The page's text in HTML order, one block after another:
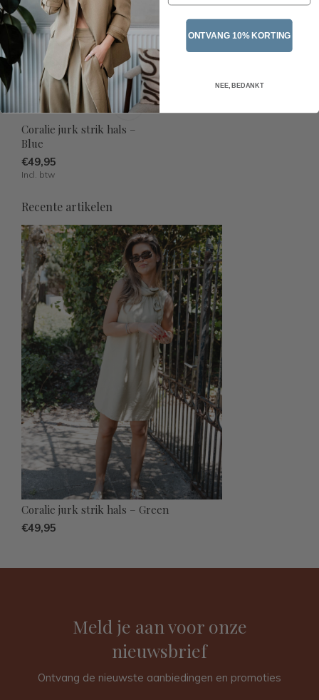
Coralie jurk strik hals –
Blue
€49,95
Incl. btw
Recente artikelen
Coralie jurk strik hals – Green
€49,95
Meld je aan voor onze
nieuwsbrief
Ontvang de nieuwste aanbiedingen en promoties
ONTVANG 10% KORTING
NEE, BEDANKT